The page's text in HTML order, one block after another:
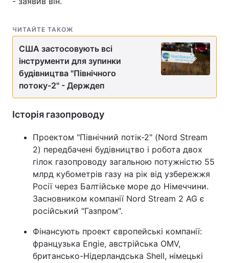
ЧИТАЙТЕ ТАКОЖ
США застосовують всі
інструменти для зупинки
будівництва "Північного
потоку-2" - Держдеп
Історія газопроводу
Проектом "Північний потік-2" (Nord Stream
2) передбачені будівництво і робота двох
гілок газопроводу загальною потужністю 55
млрд кубометрів газу на рік від узбережжя
Росії через Балтійське море до Німеччини.
Засновником компанії Nord Stream 2 AG є
російський "Газпром".
Фінансують проект європейські компанії:
французька Engie, австрійська OMV,
британсько-Нідерландська Shell, німецькі